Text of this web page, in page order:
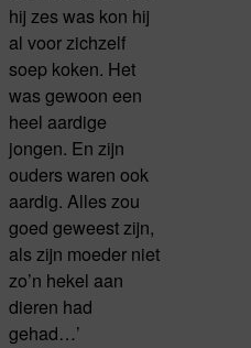
hij zes was kon hij
al voor zichzelf
soep koken. Het
was gewoon een
heel aardige
jongen. En zijn
ouders waren ook
aardig. Alles zou
goed geweest zijn,
als zijn moeder niet
zo’n hekel aan
dieren had
gehad…’